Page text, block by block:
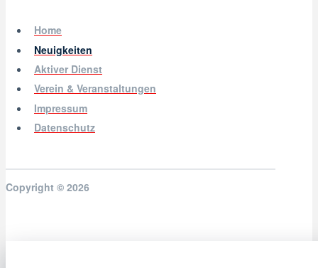
Home
Neuigkeiten
Aktiver Dienst
Verein & Veranstaltungen
Impressum
Datenschutz
Copyright © 2026